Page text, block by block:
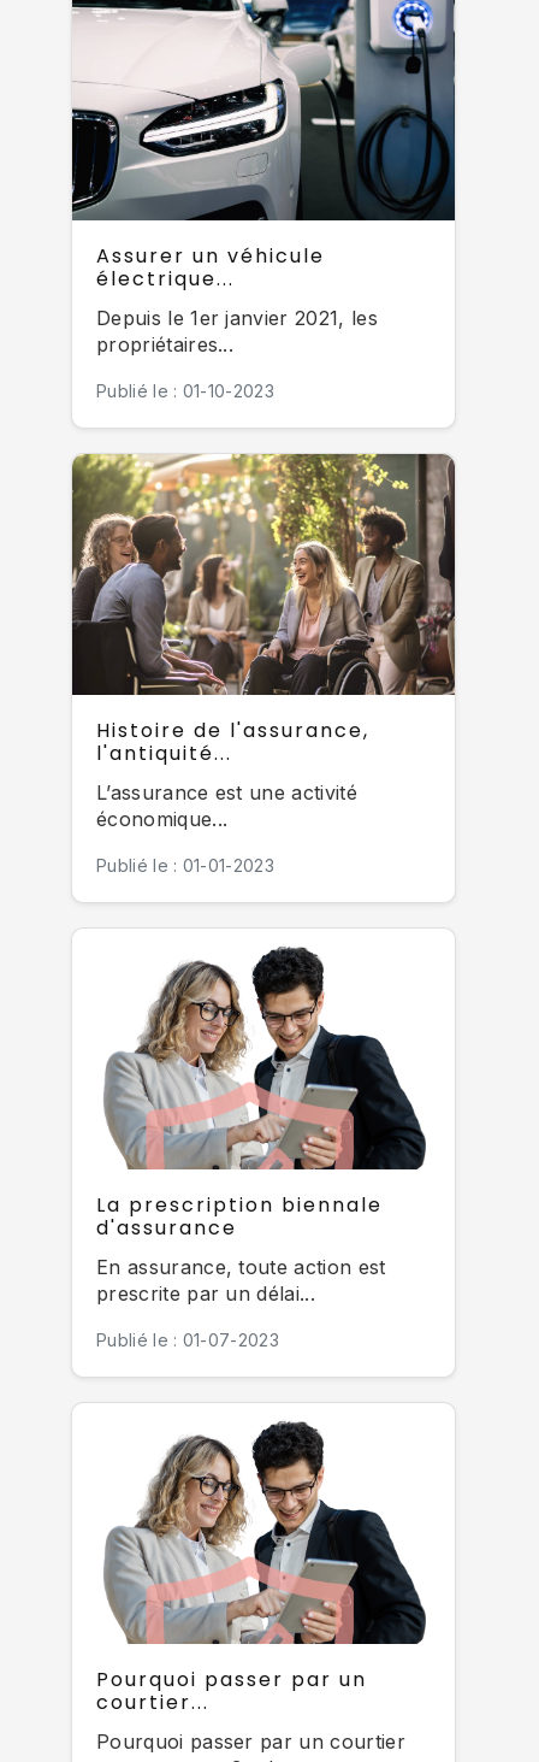
Assurer un véhicule
électrique...
Depuis le 1er janvier 2021, les
propriétaires...
Publié le : 01-10-2023
Histoire de l'assurance,
l'antiquité...
L’assurance est une activité
économique...
Publié le : 01-01-2023
La prescription biennale
d'assurance
En assurance, toute action est
prescrite par un délai...
Publié le : 01-07-2023
Pourquoi passer par un
courtier...
Pourquoi passer par un courtier